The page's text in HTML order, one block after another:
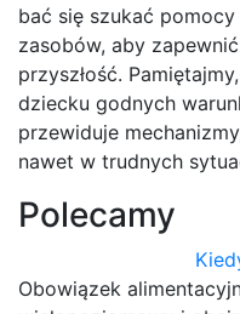
bać się szukać
zasobów, aby
przyszłość.
dziecku godnych
przewiduje
nawet w trudnych
Polecamy
Obowiązek